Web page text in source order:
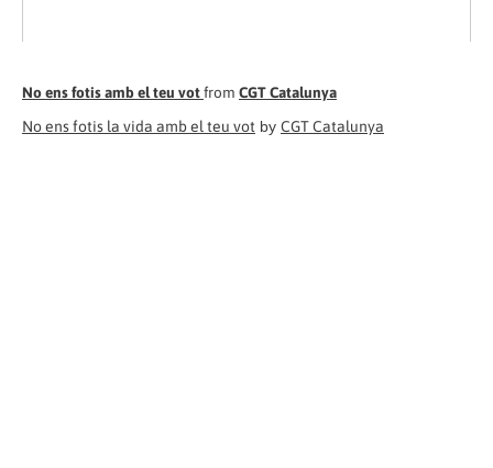
No ens fotis amb el teu votfrom CGT Catalunya
No ens fotis la vida amb el teu vot by CGT Catalunya